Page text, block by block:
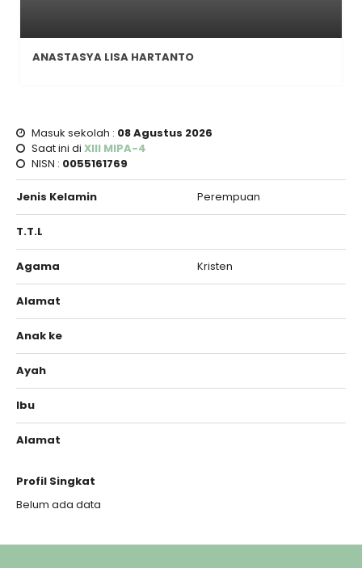
ANASTASYA LISA HARTANTO
Masuk sekolah : 08 Agustus 2026
Saat ini di XIII MIPA-4
NISN : 0055161769
Jenis Kelamin Perempuan
T.T.L
Agama Kristen
Alamat
Anak ke
Ayah
Ibu
Alamat
Profil Singkat
Belum ada data